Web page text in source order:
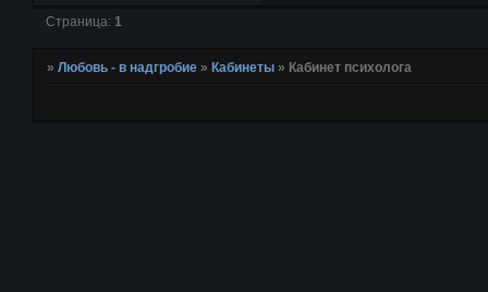
Страница: 1
»Любовь - в надгробие »Кабинеты » Кабинет психолога